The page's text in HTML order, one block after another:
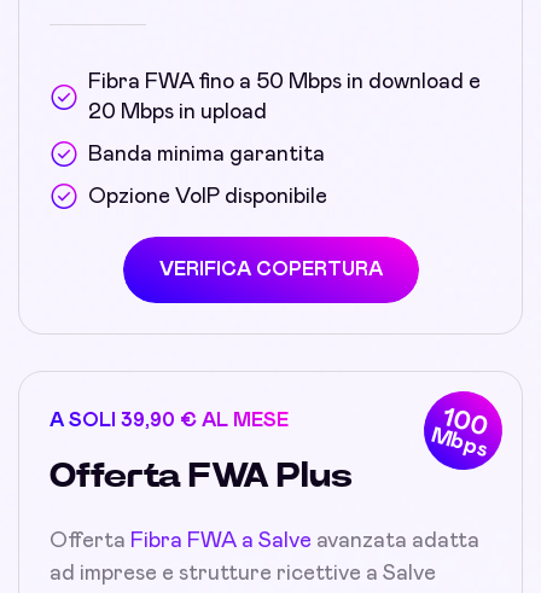
Fibra FWA fino a 50 Mbps in download e
20 Mbps in upload
Banda minima garantita
Opzione VoIP disponibile
VERIFICA COPERTURA
100
Mbps
A SOLI 39,90 € AL MESE
Offerta FWA Plus
Offerta Fibra FWA a Salve avanzata adatta
ad imprese e strutture ricettive a Salve